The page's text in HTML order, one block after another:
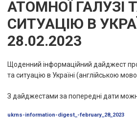
АТОМНОЇ ГАЛУЗІ
СИТУАЦІЮ В
28.02.2023
Щоденний інформаційний дайджест
та ситуацію в Україні (англійською
З дайджестами за попередні дати
ukrns-information-digest_-february_28_2023